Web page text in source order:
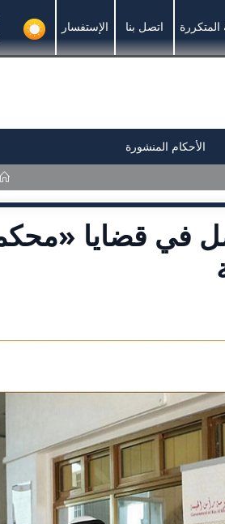
الإستفسار اتصل بنا المتكررة
الأحكام المنشورة
في قضايا